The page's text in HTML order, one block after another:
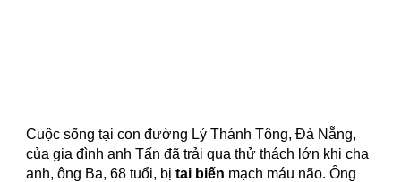
Cuộc sống tại con đường Lý Thánh Tông, Đà Nẵng,
của gia đình anh Tấn đã trải qua thử thách lớn khi cha
anh, ông Ba, 68 tuổi, bịtai biến mạch máu não. Ông